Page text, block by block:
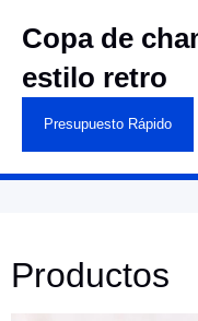
Copa de
estilo retro
Presupuesto Rápido
Productos